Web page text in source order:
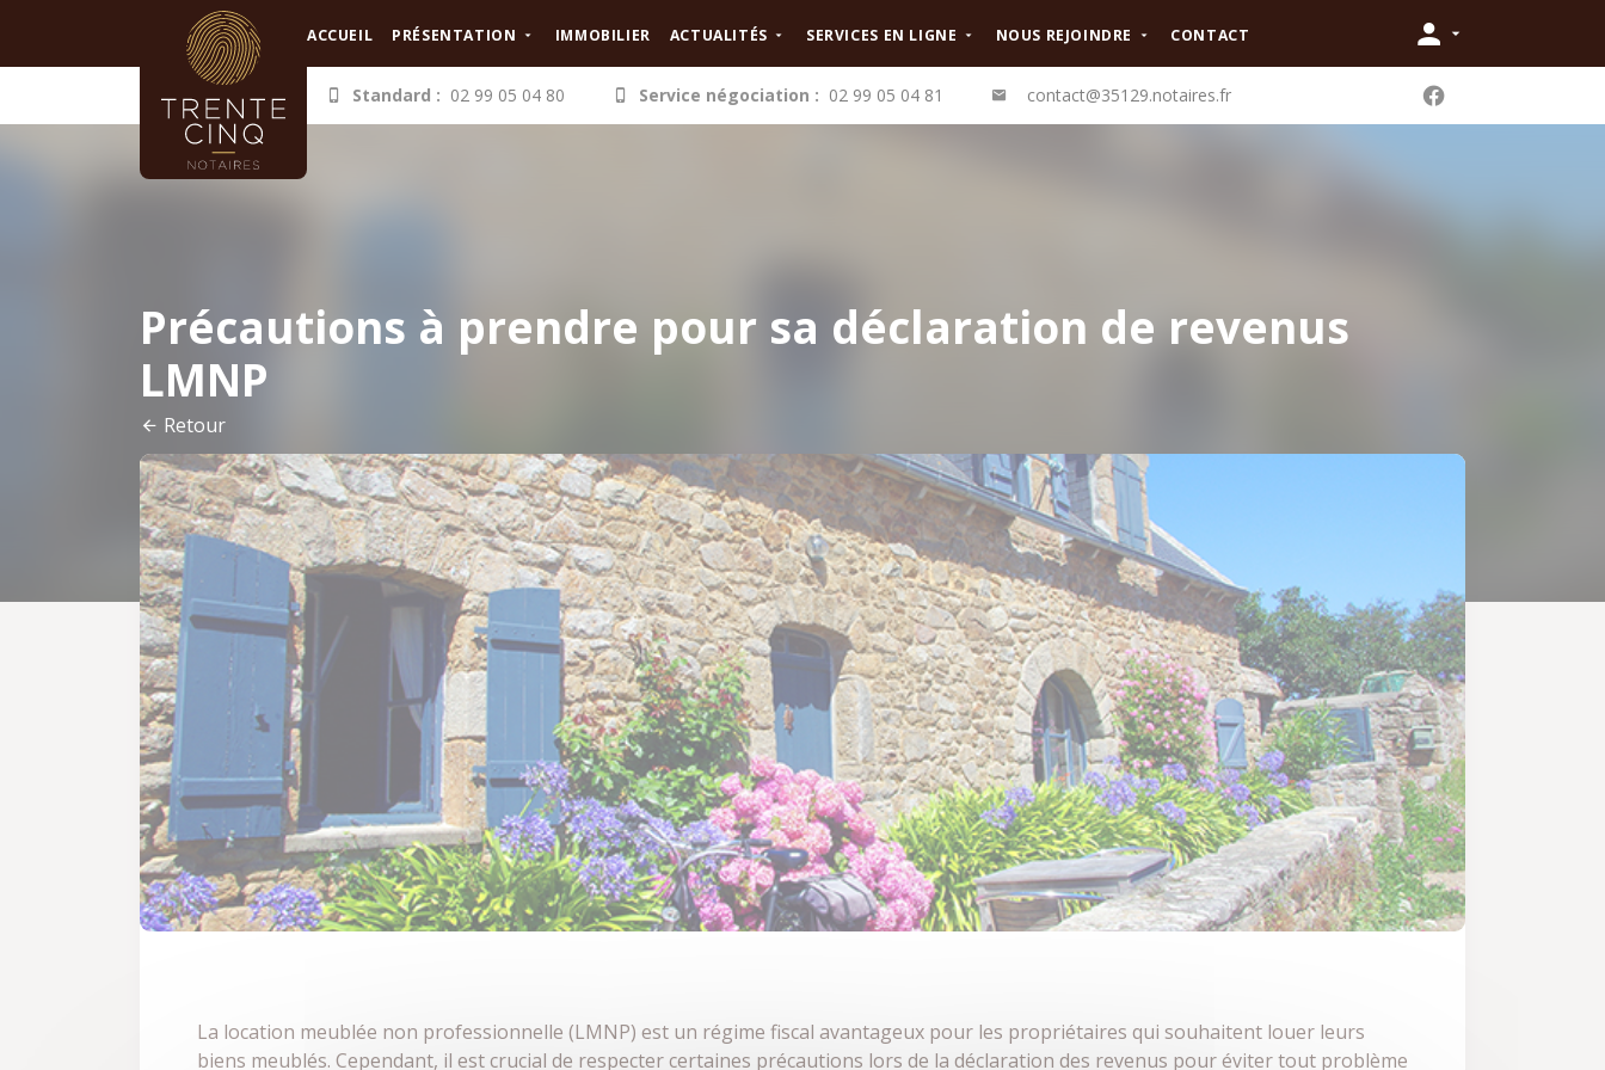
ACCUEIL PRÉSENTATION IMMOBILIER ACTUALITÉS SERVICES EN LIGNE NOUS REJOINDRE CONTACT
Standard : 02 99 05 04 80 Service négociation : 02 99 05 04 81 contact@35129.notaires.fr
Précautions à prendre pour sa déclaration de revenus
LMNP
Retour
La location meublée non professionnelle (LMNP) est un régime fiscal avantageux pour les propriétaires qui souhaitent louer leurs
biens meublés. Cependant, il est crucial de respecter certaines précautions lors de la déclaration des revenus pour éviter tout problème
Panneau de gestion des cookies